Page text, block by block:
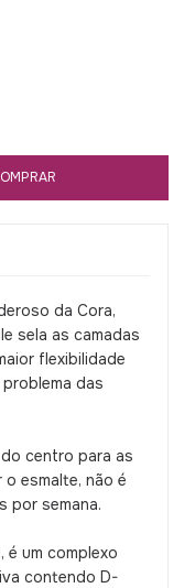
da Cora,
sela as camadas
flexibilidade
das
centro para as
esmalte, não é
por semana.
é um complexo
contendo D-